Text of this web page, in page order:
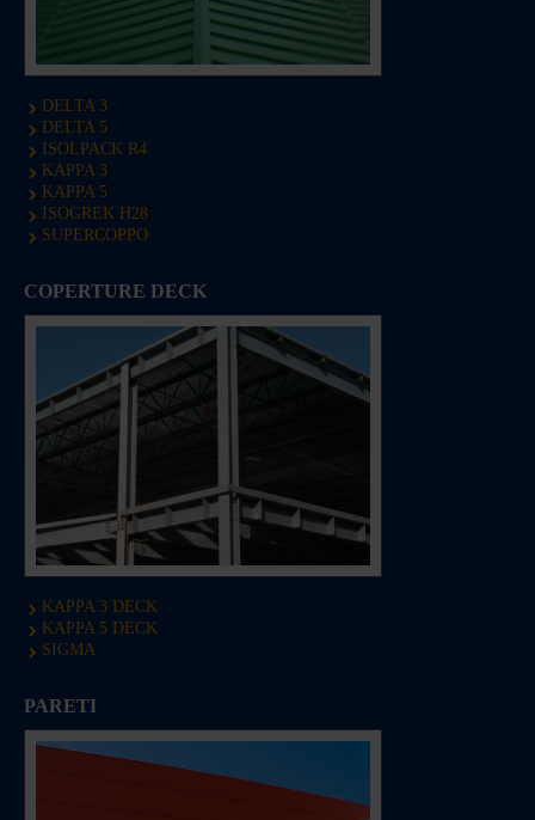
DELTA 3
DELTA 5
ISOLPACK R4
KAPPA 3
KAPPA 5
ISOGREK H28
SUPERCOPPO
COPERTURE DECK
KAPPA 3 DECK
KAPPA 5 DECK
SIGMA
PARETI